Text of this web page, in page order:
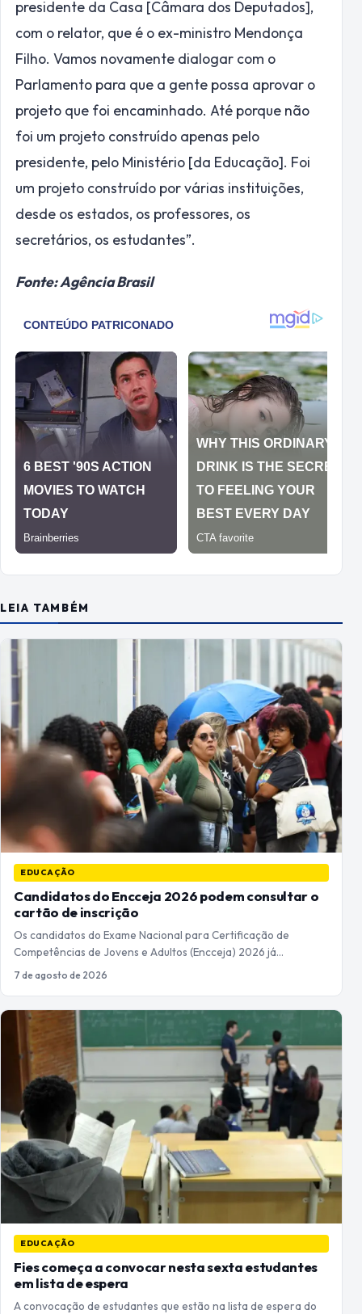
presidente da Casa [Câmara dos Deputados],
com o relator, que é o ex-ministro Mendonça
Filho. Vamos novamente dialogar com o
Parlamento para que a gente possa aprovar o
projeto que foi encaminhado. Até porque não
foi um projeto construído apenas pelo
presidente, pelo Ministério [da Educação]. Foi
um projeto construído por várias instituições,
desde os estados, os professores, os
secretários, os estudantes”.
Fonte: Agência Brasil
LEIA TAMBÉM
EDUCAÇÃO
Candidatos do Encceja 2026 podem consultar o
cartão de inscrição
Os candidatos do Exame Nacional para Certificação de
Competências de Jovens e Adultos (Encceja) 2026 já…
7 de agosto de 2026
EDUCAÇÃO
Fies começa a convocar nesta sexta estudantes
em lista de espera
A convocação de estudantes que estão na lista de espera do